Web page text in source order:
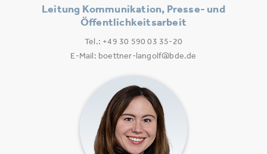
Leitung Kommunikation, Presse- und
Öffentlichkeitsarbeit
Tel.: +49 30 590 03 35-20
E-Mail: boettner-langolf@bde.de